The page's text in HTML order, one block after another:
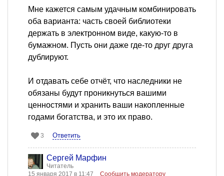
Мне кажется самым удачным комбинировать
оба варианта: часть своей библиотеки
держать в электронном виде, какую-то в
бумажном. Пусть они даже где-то друг друга
дублируют.
И отдавать себе отчёт, что наследники не
обязаны будут проникнуться вашими
ценностями и хранить ваши накопленные
годами богатства, и это их право.
3 Ответить
Сергей Марфин
Читатель
15 января 2017 в 11:47
Сообщить модератору